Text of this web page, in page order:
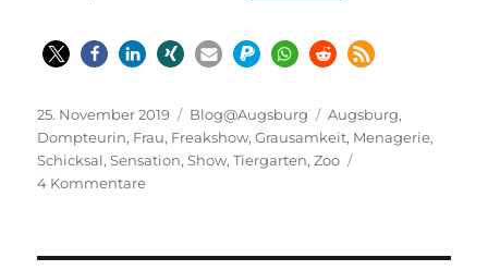
Veröffentlicht
am
25. November 2019 Kategorien
Blog@Augsburg Schlagwörter
Augsburg,
Dompteurin, Frau, Freakshow,Grausamkeit, Menagerie,
Schicksal,Sensation,Show,Tiergarten,Zoo
4 Kommentarezu